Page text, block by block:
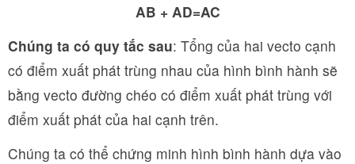
AB + AD=AC
Chúng ta có quy tắc sau: Tổng của hai vecto cạnh
có điểm xuất phát trùng nhau của hình bình hành sẽ
bằng vecto đường chéo có điểm xuất phát trùng với
điểm xuất phát của hai cạnh trên.
Chúng ta có thể chứng minh hình bình hành dựa vào